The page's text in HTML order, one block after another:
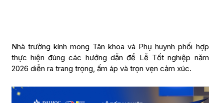
Nhà trường kính mong Tân khoa và Phụ huynh phối hợp
thực hiện đúng các hướng dẫn để Lễ Tốt nghiệp năm
2026 diễn ra trang trọng, ấm áp và trọn vẹn cảm xúc.